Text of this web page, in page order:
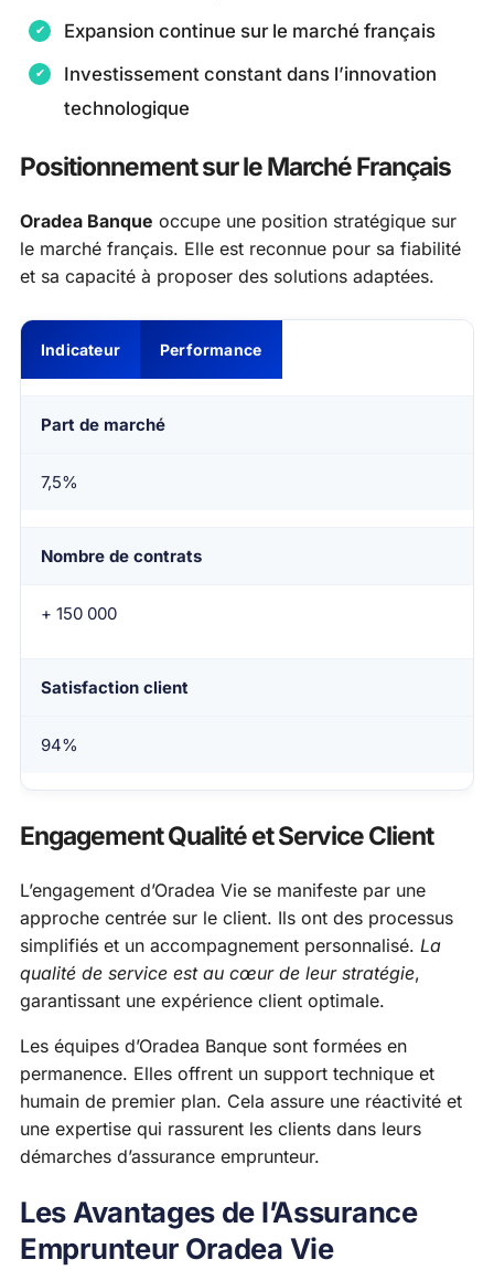
Expansion continue sur le marché français
Investissement constant dans l’innovation
technologique
Positionnement sur le Marché Français
Oradea Banque occupe une position stratégique sur
le marché français. Elle est reconnue pour sa fiabilité
et sa capacité à proposer des solutions adaptées.
Indicateur Performance
Part de marché
7,5%
Nombre de contrats
+ 150 000
Satisfaction client
94%
Engagement Qualité et Service Client
L’engagement d’Oradea Vie se manifeste par une
approche centrée sur le client. Ils ont des processus
simplifiés et un accompagnement personnalisé. La
qualité de service est au cœur de leur stratégie,
garantissant une expérience client optimale.
Les équipes d’Oradea Banque sont formées en
permanence. Elles offrent un support technique et
humain de premier plan. Cela assure une réactivité et
une expertise qui rassurent les clients dans leurs
démarches d’assurance emprunteur.
Les Avantages de l’Assurance
Emprunteur Oradea Vie